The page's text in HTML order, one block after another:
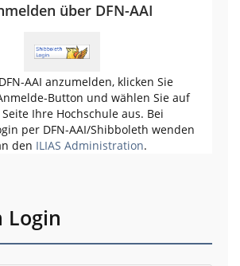
über DFN-AAI
AAI anzumelden, klicken Sie
Button und wählen Sie auf
Ihre Hochschule aus. Bei
per DFN-AAI/Shibboleth wenden
den ILIAS Administration.
Login